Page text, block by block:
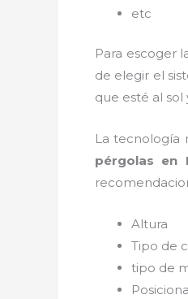
etc
Para escoger
de elegir el
que esté al sol
La tecnología
pérgolas en
Altura
Tipo de
tipo de